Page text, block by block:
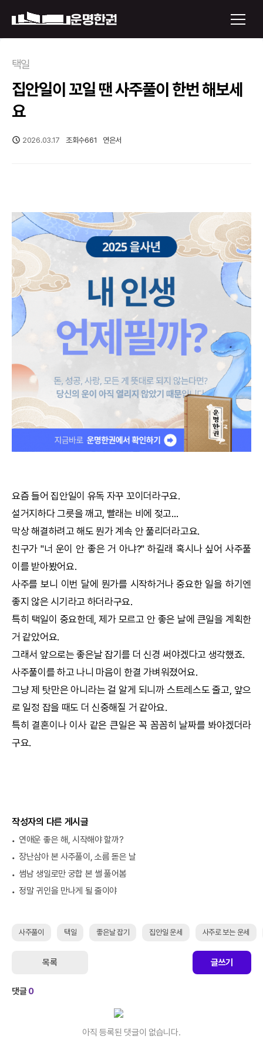
운명한권 보기
토정비결
오늘의 운세
궁합
꿈해몽
수리사주
운세구독
문의사항
택일
집안일이 꼬일 땐 사주풀이 한번 해보세
요
2026.03.17 조회수661 연은서
요즘 들어 집안일이 유독 자꾸 꼬이더라구요.
설거지하다 그릇을 깨고, 빨래는 비에 젖고...
막상 해결하려고 해도 뭔가 계속 안 풀리더라고요.
친구가 "너 운이 안 좋은 거 아냐?" 하길래 혹시나 싶어 사주풀
이를 받아봤어요.
사주를 보니 이번 달에 뭔가를 시작하거나 중요한 일을 하기엔
좋지 않은 시기라고 하더라구요.
특히 택일이 중요한데, 제가 모르고 안 좋은 날에 큰일을 계획한
거 같았어요.
그래서 앞으로는 좋은날 잡기를 더 신경 써야겠다고 생각했죠.
사주풀이를 하고 나니 마음이 한결 가벼워졌어요.
그냥 제 탓만은 아니라는 걸 알게 되니까 스트레스도 줄고, 앞으
로 일정 잡을 때도 더 신중해질 거 같아요.
특히 결혼이나 이사 같은 큰일은 꼭 꼼꼼히 날짜를 봐야겠더라
구요.
작성자의 다른 게시글
연애운 좋은 해, 시작해야 할까?
장난삼아 본 사주풀이, 소름 돋은 날
썸남 생일로만 궁합 본 썰 풀어봄
정말 귀인을 만나게 될 줄이야
사주풀이 택일 좋은날 잡기 집안일 운세 사주로 보는 운세
목록 글쓰기
댓글0
아직 등록된 댓글이 없습니다.